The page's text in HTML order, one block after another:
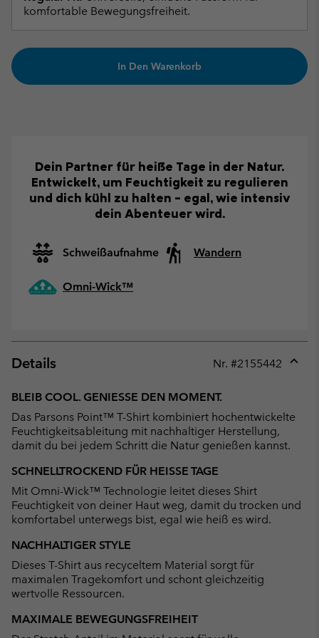
komfortable Bewegungsfreiheit.
In Den Warenkorb
Dein Partner für heiße Tage in der Natur.
Entwickelt, um Feuchtigkeit zu regulieren
und dich kühl zu halten – egal, wie intensiv
dein Abenteuer wird.
Schweißaufnahme Wandern
Omni-Wick™
Details Nr. #2155442
BLEIB COOL. GENIESSE DEN MOMENT.
Das Parsons Point™ T-Shirt kombiniert hochentwickelte
Feuchtigkeitsableitung mit nachhaltiger Herstellung,
damit du bei jedem Schritt die Natur genießen kannst.
SCHNELLTROCKEND FÜR HEISSE TAGE
Mit Omni-Wick™ Technologie leitet dieses Shirt
Feuchtigkeit von deiner Haut weg, damit du trocken und
komfortabel unterwegs bist, egal wie heiß es wird.
NACHHALTIGER STYLE
Dieses T-Shirt aus recyceltem Material sorgt für
maximalen Tragekomfort und schont gleichzeitig
wertvolle Ressourcen.
MAXIMALE BEWEGUNGSFREIHEIT